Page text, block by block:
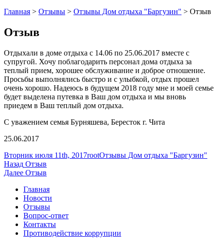
Главная > Отзывы > Отзывы Дом отдыха "Баргузин" > Отзыв
Отзыв
Отдыхали в доме отдыха с 14.06 по 25.06.2017 вместе с
супругой. Хочу поблагодарить персонал дома отдыха за
теплый прием, хорошее обслуживание и доброе отношение.
Просьбы выполнялись быстро и с улыбкой, отдых прошел
очень хорошо. Надеюсь в будущем 2018 году мне и моей семье
будет выделена путевка в Ваш дом отдыха и мы вновь
приедем в Ваш теплый дом отдыха.
С уважением семья Бурняшева, Бересток г. Чита
25.06.2017
Опубликовано
Вторник июля 11th, 2017Автор
rootРубрики
Отзывы Дом отдыха "Баргузин"
Навигация
по
записям
Назад Предыдущая
запись:
Отзыв
Далее Следующая
Отзыв
Главная
Новости
Отзывы
Вопрос-ответ
Контакты
Противодействие коррупции